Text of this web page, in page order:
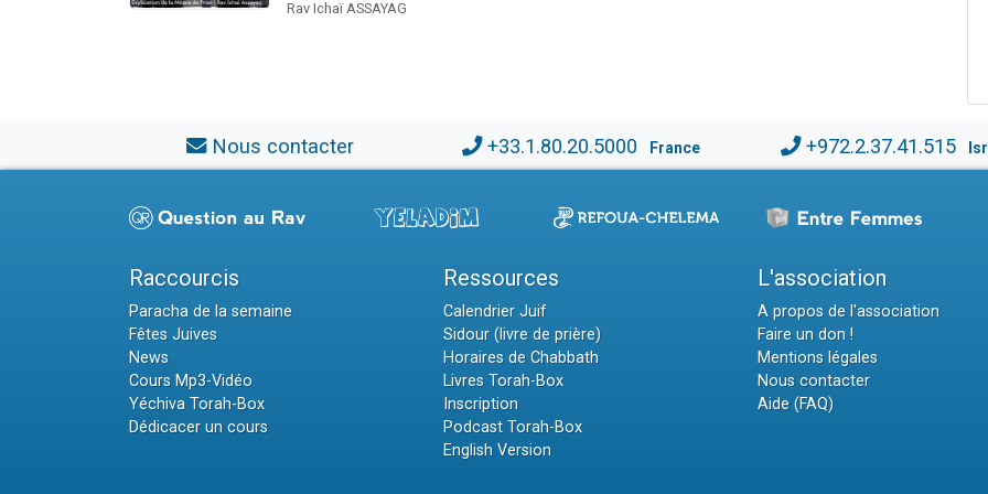
Rav Ichaï ASSAYAG
Nous contacter +33.1.80.20.5000 France +972.2.37.41.515
Raccourcis
Paracha de la semaine
Fêtes Juives
News
Cours Mp3-Vidéo
Yéchiva Torah-Box
Dédicacer un cours
Ressources
Calendrier Juif
Sidour (livre de prière)
Horaires de Chabbath
Livres Torah-Box
Inscription
Podcast Torah-Box
English Version
L'association
A propos de l'association
Faire un don !
Mentions légales
Nous contacter
Aide (FAQ)